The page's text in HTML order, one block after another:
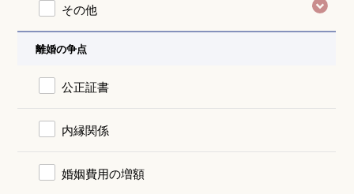
その他
離婚の争点
公正証書
内縁関係
婚姻費用の増額